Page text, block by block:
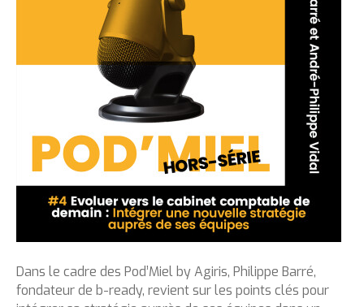
Dans le cadre des Pod’Miel by Agiris, Philippe Barré,
fondateur de b-ready, revient sur les points clés pour